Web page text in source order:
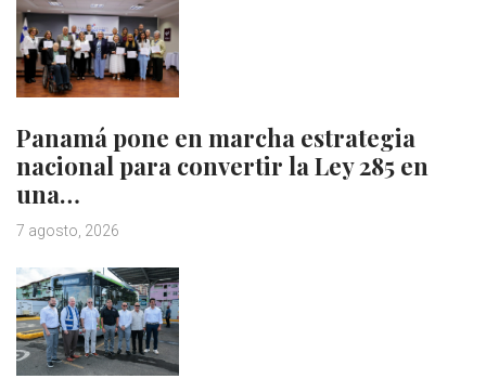
Panamá pone en marcha estrategia
nacional para convertir la Ley 285 en
una…
7 agosto, 2026